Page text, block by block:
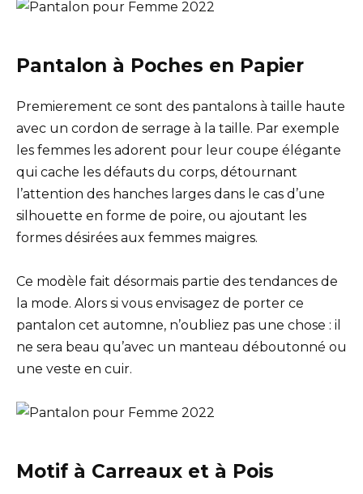
Pantalon à Poches en Papier
Premierement ce sont des pantalons à taille haute
avec un cordon de serrage à la taille. Par exemple
les femmes les adorent pour leur coupe élégante
qui cache les défauts du corps, détournant
l’attention des hanches larges dans le cas d’une
silhouette en forme de poire, ou ajoutant les
formes désirées aux femmes maigres.
Ce modèle fait désormais partie des tendances de
la mode. Alors si vous envisagez de porter ce
pantalon cet automne, n’oubliez pas une chose : il
ne sera beau qu’avec un manteau déboutonné ou
une veste en cuir.
Motif à Carreaux et à Pois